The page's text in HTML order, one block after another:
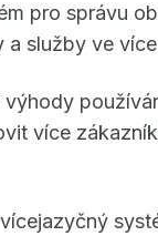
pro správu
služby ve
více